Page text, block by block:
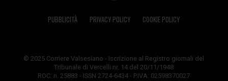
PUBBLICITÀ PRIVACY POLICY COOKIE POLICY
© 2025 Corriere Valsesiano - Iscrizione al Registro giornali del
Tribunale di Vercelli nr. 14 del 20/11/1948
ROC: n. 25883 - ISSN 2724-6434 - P.IVA: 02598370027